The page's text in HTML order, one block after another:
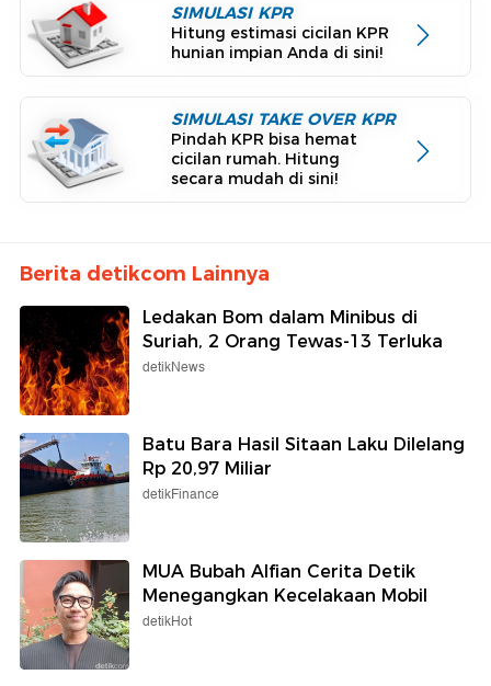
SIMULASI KPR
Hitung estimasi cicilan KPR
hunian impian Anda di sini!
SIMULASI TAKE OVER KPR
Pindah KPR bisa hemat
cicilan rumah. Hitung
secara mudah di sini!
Berita detikcom Lainnya
Ledakan Bom dalam Minibus di
Suriah, 2 Orang Tewas-13 Terluka
detikNews
Batu Bara Hasil Sitaan Laku Dilelang
Rp 20,97 Miliar
detikFinance
MUA Bubah Alfian Cerita Detik
Menegangkan Kecelakaan Mobil
detikHot